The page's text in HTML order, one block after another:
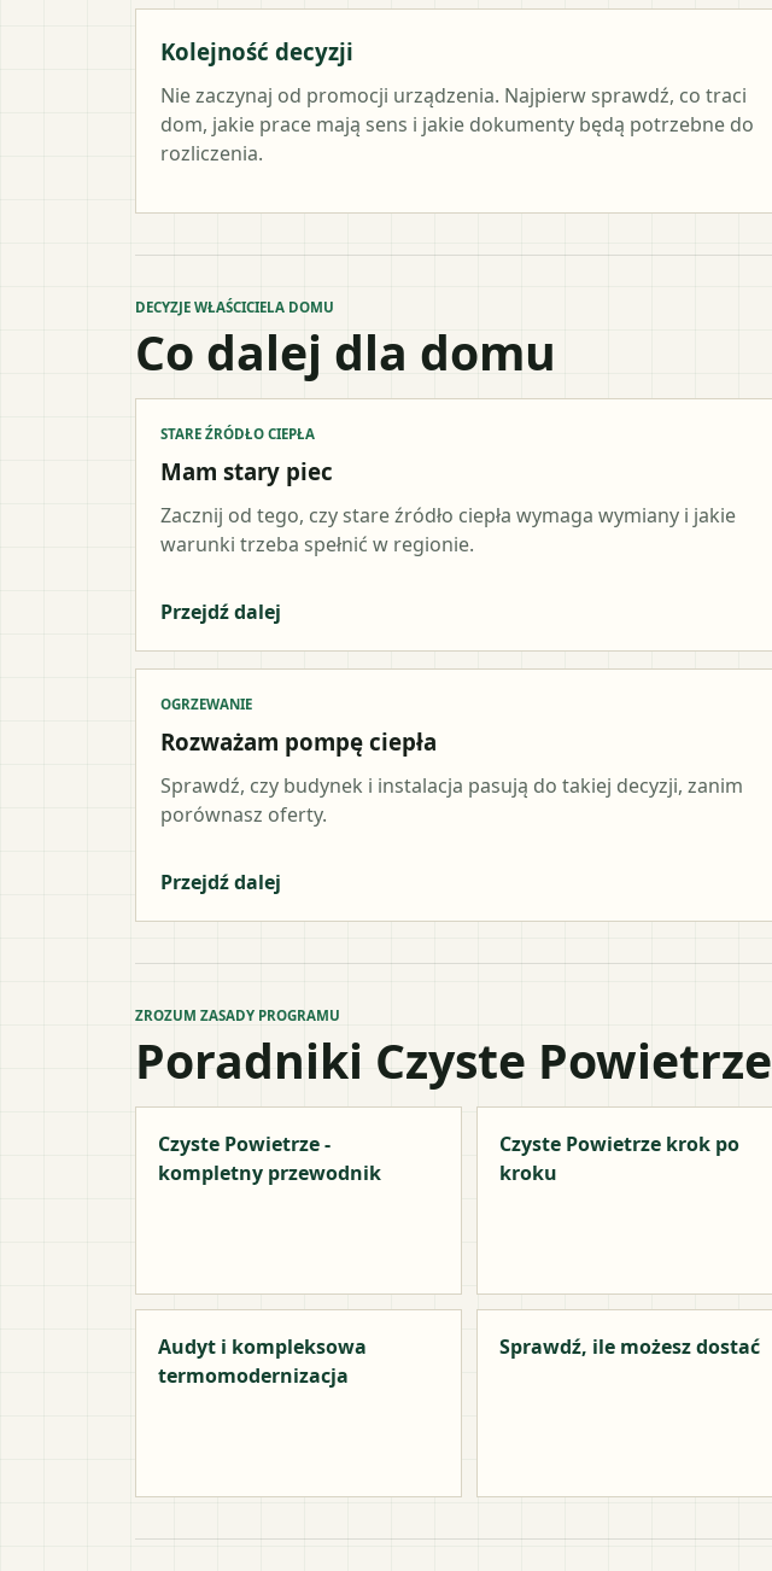
Kolejność decyzji
Nie zaczynaj od promocji urządzenia. Najpierw sprawdź, co traci
dom, jakie prace mają sens i jakie dokumenty będą potrzebne do
rozliczenia.
DECYZJE WŁAŚCICIELA DOMU
Co dalej dla domu
STARE ŹRÓDŁO CIEPŁA
Mam stary piec
Zacznij od tego, czy stare źródło ciepła wymaga wymiany i jakie
warunki trzeba spełnić w regionie.
Przejdź dalej
OGRZEWANIE
Rozważam pompę ciepła
Sprawdź, czy budynek i instalacja pasują do takiej decyzji, zanim
porównasz oferty.
Przejdź dalej
ZROZUM ZASADY PROGRAMU
Poradniki Czyste Powietrze
Czyste Powietrze -
kompletny przewodnik
Czyste Powietrze krok po
kroku
Audyt i kompleksowa
termomodernizacja
Sprawdź, ile możesz dostać